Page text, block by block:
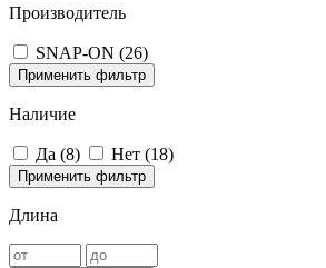
Производитель
SNAP-ON (26)
Применить фильтр
Наличие
Да (8) Нет (18)
Применить фильтр
Длина